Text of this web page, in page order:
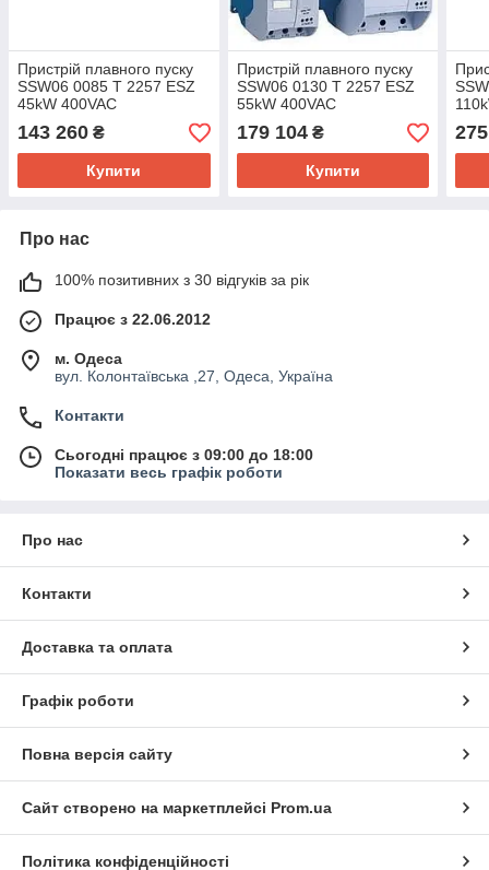
Пристрій плавного пуску
SSW06 0085 T 2257 ESZ
45kW 400VAC
143 260 ₴
Купити
Пристрій плавного пуску
SSW06 0130 T 2257 ESZ
55kW 400VAC
179 104₴
Купити
Про нас
100% позитивних з 30 відгуків за рік
Працює з 22.06.2012
м. Одеса
вул. Колонтаївська ,27, Одеса, Україна
Контакти
Сьогодні працює з 09:00 до 18:00
Показати весь графік роботи
Про нас
Контакти
Доставка та оплата
Графік роботи
Повна версія сайту
Сайт створено на маркетплейсі Prom.ua
Політика конфіденційності